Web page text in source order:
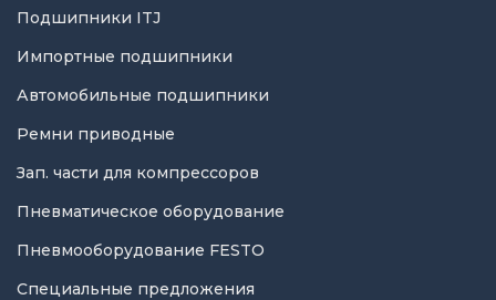
Подшипники ITJ
Импортные подшипники
Автомобильные подшипники
Ремни приводные
Зап. части для компрессоров
Пневматическое оборудование
Пневмооборудование FESTO
Специальные предложения